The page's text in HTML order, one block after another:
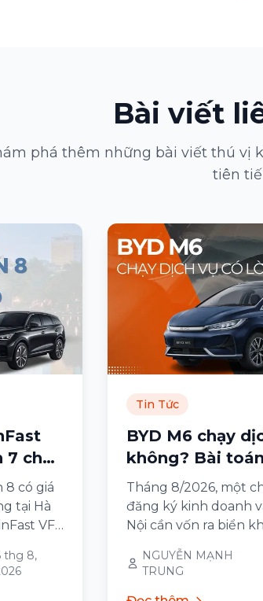
Bài viết
phá thêm những bài viết thú vị
tiên
7 chỗ
8 có giá
tại Hà
VF
với
thg 8,
Tin Tức
BYD M6 chạy
không? Bài
vốn
Tháng 8/2026, một
đăng ký kinh doanh
Nội cần vốn ra biển
4,86 triệu đồng/
NGUYỄN MẠNH
TRUNG